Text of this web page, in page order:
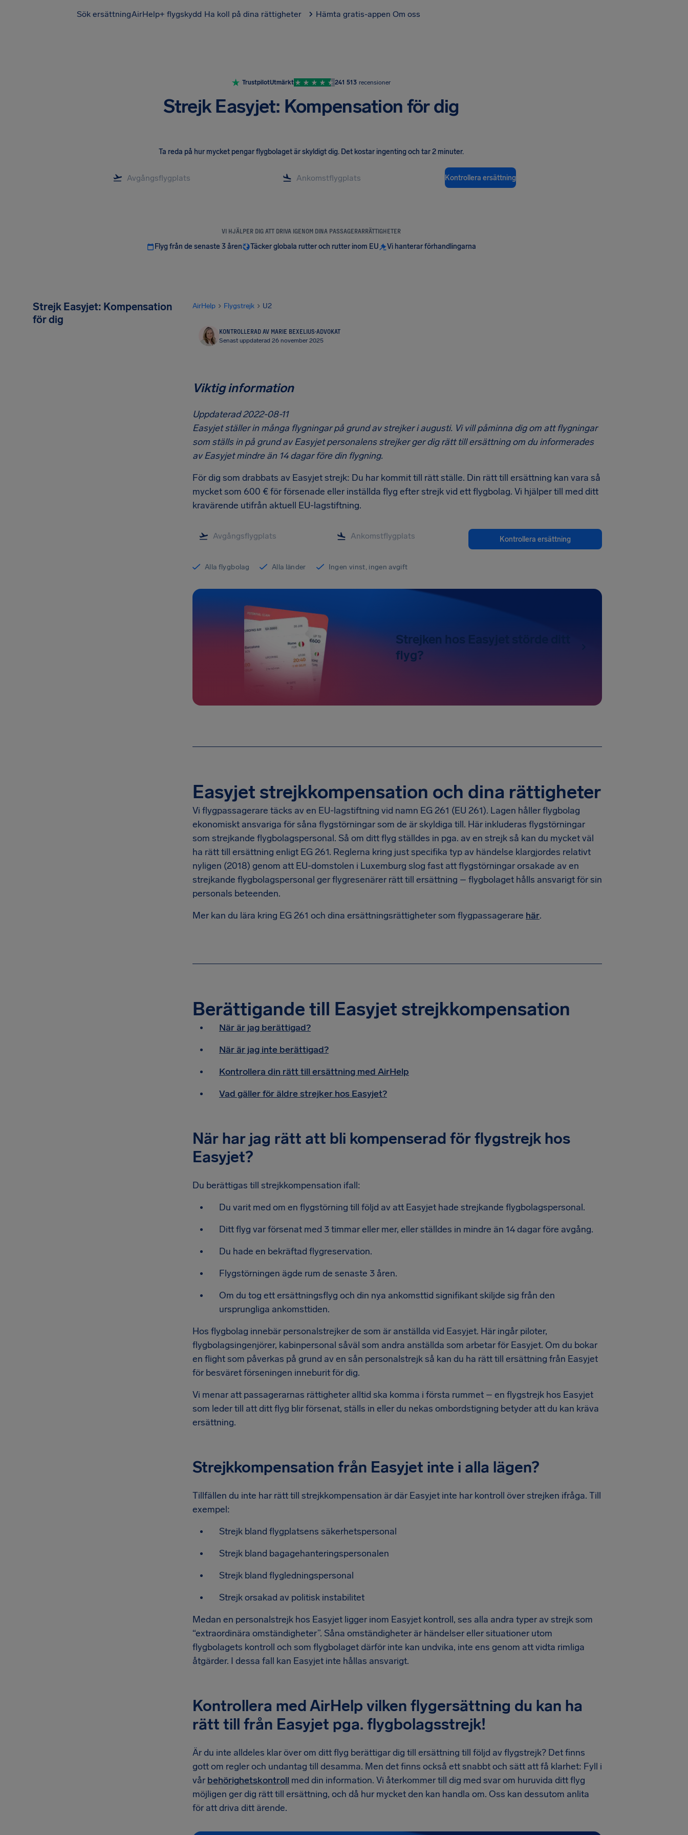
Sök ersättningAirHelp+ flygskydd Ha koll på dina rättigheter Hämta gratis-appen Om oss
TrustpilotUtmärkt 241 513 recensioner
Strejk Easyjet: Kompensation för dig
Ta reda på hur mycket pengar flygbolaget är skyldigt dig. Det kostar ingenting och tar 2 minuter.
Kontrollera ersättning
VI HJÄLPER DIG ATT DRIVA IGENOM DINA PASSAGERARRÄTTIGHETER
Flyg från de senaste 3 åren Täcker globala rutter och rutter inom EU Vi hanterar förhandlingarna
Strejk Easyjet: Kompensation
för dig
AirHelp Flygstrejk U2
KONTROLLERAD AV MARIE BEXELIUS·ADVOKAT
Senast uppdaterad 26 november 2025
Viktig information
Uppdaterad 2022-08-11
Easyjet ställer in många flygningar på grund av strejker i augusti. Vi vill påminna dig om att flygningar
som ställs in på grund av Easyjet personalens strejker ger dig rätt till ersättning om du informerades
av Easyjet mindre än 14 dagar före din flygning.
För dig som drabbats av Easyjet strejk: Du har kommit till rätt ställe. Din rätt till ersättning kan vara så
mycket som 600 € för försenade eller inställda flyg efter strejk vid ett flygbolag. Vi hjälper till med ditt
kravärende utifrån aktuell EU-lagstiftning.
Kontrollera ersättning
Alla flygbolag Alla länder Ingen vinst, ingen avgift
Strejken hos Easyjet störde ditt
flyg?
Easyjet strejkkompensation och dina rättigheter
Vi flygpassagerare täcks av en EU-lagstiftning vid namn EG 261 (EU 261). Lagen håller flygbolag
ekonomiskt ansvariga för såna flygstörningar som de är skyldiga till. Här inkluderas flygstörningar
som strejkande flygbolagspersonal. Så om ditt flyg ställdes in pga. av en strejk så kan du mycket väl
ha rätt till ersättning enligt EG 261. Reglerna kring just specifika typ av händelse klargjordes relativt
nyligen (2018) genom att EU-domstolen i Luxemburg slog fast att flygstörningar orsakade av en
strejkande flygbolagspersonal ger flygresenärer rätt till ersättning – flygbolaget hålls ansvarigt för sin
personals beteenden.
Mer kan du lära kring EG 261 och dina ersättningsrättigheter som flygpassagerare här.
Berättigande till Easyjet strejkkompensation
När är jag berättigad?
När är jag inte berättigad?
Kontrollera din rätt till ersättning med AirHelp
Vad gäller för äldre strejker hos Easyjet?
När har jag rätt att bli kompenserad för flygstrejk hos
Easyjet?
Du berättigas till strejkkompensation ifall:
Du varit med om en flygstörning till följd av att Easyjet hade strejkande flygbolagspersonal.
Ditt flyg var försenat med 3 timmar eller mer, eller ställdes in mindre än 14 dagar före avgång.
Du hade en bekräftad flygreservation.
Flygstörningen ägde rum de senaste 3 åren.
Om du tog ett ersättningsflyg och din nya ankomsttid signifikant skiljde sig från den
ursprungliga ankomsttiden.
Hos flygbolag innebär personalstrejker de som är anställda vid Easyjet. Här ingår piloter,
flygbolagsingenjörer, kabinpersonal såväl som andra anställda som arbetar för Easyjet. Om du bokar
en flight som påverkas på grund av en sån personalstrejk så kan du ha rätt till ersättning från Easyjet
för besväret förseningen inneburit för dig.
Vi menar att passagerarnas rättigheter alltid ska komma i första rummet – en flygstrejk hos Easyjet
som leder till att ditt flyg blir försenat, ställs in eller du nekas ombordstigning betyder att du kan kräva
ersättning.
Strejkkompensation från Easyjet inte i alla lägen?
Tillfällen du inte har rätt till strejkkompensation är där Easyjet inte har kontroll över strejken ifråga. Till
exempel:
Strejk bland flygplatsens säkerhetspersonal
Strejk bland bagagehanteringspersonalen
Strejk bland flygledningspersonal
Strejk orsakad av politisk instabilitet
Medan en personalstrejk hos Easyjet ligger inom Easyjet kontroll, ses alla andra typer av strejk som
“extraordinära omständigheter”. Såna omständigheter är händelser eller situationer utom
flygbolagets kontroll och som flygbolaget därför inte kan undvika, inte ens genom att vidta rimliga
åtgärder. I dessa fall kan Easyjet inte hållas ansvarigt.
Kontrollera med AirHelp vilken flygersättning du kan ha
rätt till från Easyjet pga. flygbolagsstrejk!
Är du inte alldeles klar över om ditt flyg berättigar dig till ersättning till följd av flygstrejk? Det finns
gott om regler och undantag till desamma. Men det finns också ett snabbt och sätt att få klarhet: Fyll i
vår behörighetskontroll med din information. Vi återkommer till dig med svar om huruvida ditt flyg
möjligen ger dig rätt till ersättning, och då hur mycket den kan handla om. Oss kan dessutom anlita
för att driva ditt ärende.